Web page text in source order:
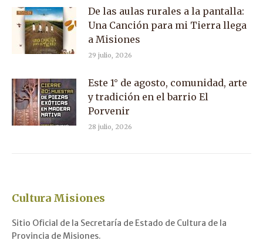
De las aulas rurales a la pantalla:
Una Canción para mi Tierra llega
a Misiones
29 julio, 2026
Este 1° de agosto, comunidad, arte
y tradición en el barrio El
Porvenir
28 julio, 2026
Cultura Misiones
Sitio Oficial de la Secretaría de Estado de Cultura de la
Provincia de Misiones.